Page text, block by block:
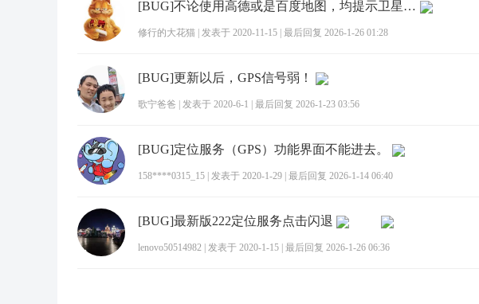
[BUG]不论使用高德或是百度地图，均提示卫星信号弱。
修行的大花猫 发表于 2020-11-15 最后回复 2026-1-26 01:28
[BUG]更新以后，GPS信号弱！
歌宁爸爸 发表于 2020-6-1 最后回复 2026-1-23 03:56
[BUG]定位服务（GPS）功能界面不能进去。
158****0315_15 发表于 2020-1-29 最后回复 2026-1-14 06:40
[BUG]最新版222定位服务点击闪退
lenovo50514982 发表于 2020-1-15 最后回复 2026-1-26 06:36